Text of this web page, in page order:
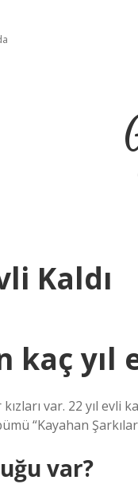
Kaldı
kaç yıl
var. 22 yıl evli
“Kayahan
var?